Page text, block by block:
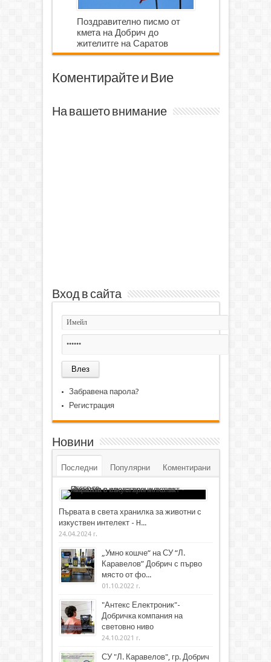
Поздравително писмо от
кмета на Добрич до
жителитге на Саратов
Коментирайте и Вие
На вашето внимание
Вход в сайта
Забравена парола?
Регистрация
Новини
Последни Популярни Коментирани
Първата в света хранилка за животни с
изкуствен интелект - H...
24.04.2024 г.
„Умно кошче“ на СУ “Л.
Каравелов” Добрич с първо
място от фо...
01.10.2022 г.
"Антекс Електроник"-
Добричка компания на
световно ниво
24.10.2021 г.
СУ "Л. Каравелов", гр. Добрич